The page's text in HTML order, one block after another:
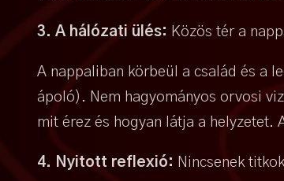
3. A hálózati ülés: Közös tér a
A nappaliban körbeül a család és a
ápoló). Nem hagyományos orvosi
mit érez és hogyan látja a helyzetet.
4. Nyitott reflexió: Nincsenek